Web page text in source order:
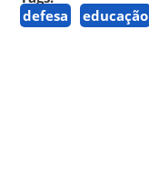
defesa
educação